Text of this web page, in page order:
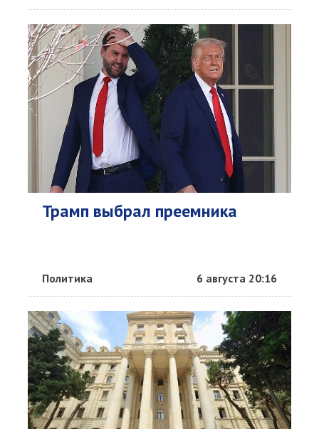
Трамп выбрал преемника
Политика 6 августа 20:16